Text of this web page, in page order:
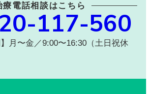
療電話相談はこちら
117-560
】月〜金／9:00〜16:30（土日祝休